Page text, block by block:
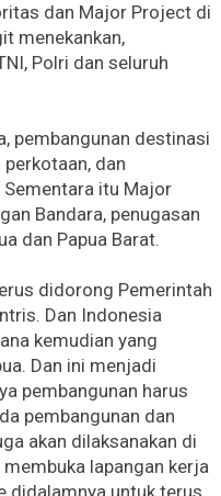
dan Major Project di
menekankan,
Polri dan seluruh
pembangunan destinasi
dan
itu Major
Bandara, penugasan
dan Papua Barat.
didorong Pemerintah
Dan Indonesia
kemudian yang
Dan ini menjadi
pembangunan harus
pembangunan dan
akan dilaksanakan di
lapangan kerja